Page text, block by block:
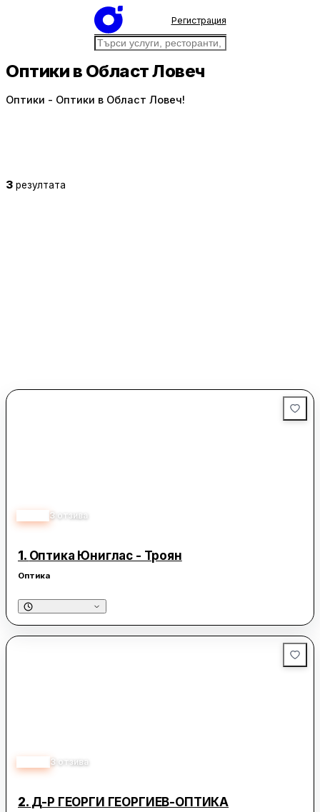
Регистрация
Оптики в Област Ловеч
Оптики - Оптики в Област Ловеч!
3 резултата
3 отзива
1. Оптика Юниглас - Троян
Оптика
3 отзива
2. Д-Р ГЕОРГИ ГЕОРГИЕВ-ОПТИКА